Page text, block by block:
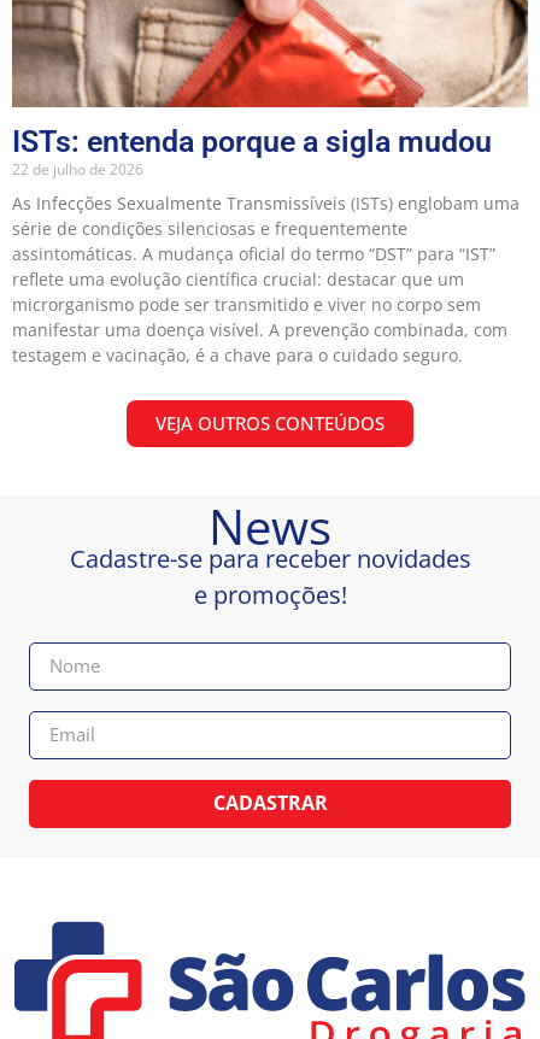
ISTs: entenda porque a sigla mudou
22 de julho de 2026
As Infecções Sexualmente Transmissíveis (ISTs) englobam uma
série de condições silenciosas e frequentemente
assintomáticas. A mudança oficial do termo “DST” para “IST”
reflete uma evolução científica crucial: destacar que um
microrganismo pode ser transmitido e viver no corpo sem
manifestar uma doença visível. A prevenção combinada, com
testagem e vacinação, é a chave para o cuidado seguro.
VEJA OUTROS CONTEÚDOS
News
Cadastre-se para receber novidades
e promoções!
CADASTRAR